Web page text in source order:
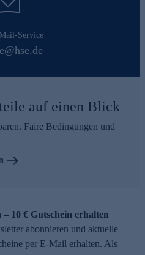
Service
auf einen Blick
Faire Bedingungen und
10 € Gutschein erhalten
abonnieren und aktuelle
per E-Mail erhalten. Als